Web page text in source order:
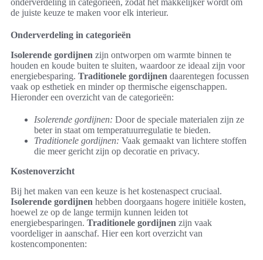
de juiste keuze te maken voor elk interieur.
Onderverdeling in categorieën
Isolerende gordijnen zijn ontworpen om warmte binnen te
houden en koude buiten te sluiten, waardoor ze ideaal zijn voor
energiebesparing. Traditionele gordijnen daarentegen focussen
vaak op esthetiek en minder op thermische eigenschappen.
Hieronder een overzicht van de categorieën:
Isolerende gordijnen: Door de speciale materialen zijn ze
beter in staat om temperatuurregulatie te bieden.
Traditionele gordijnen: Vaak gemaakt van lichtere stoffen
die meer gericht zijn op decoratie en privacy.
Kostenoverzicht
Bij het maken van een keuze is het kostenaspect cruciaal.
Isolerende gordijnen hebben doorgaans hogere initiële kosten,
hoewel ze op de lange termijn kunnen leiden tot
energiebesparingen. Traditionele gordijnen zijn vaak
voordeliger in aanschaf. Hier een kort overzicht van
kostencomponenten: